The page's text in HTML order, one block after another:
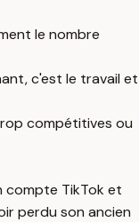
le nombre
c'est le travail et
compétitives ou
compte TikTok et
perdu son ancien